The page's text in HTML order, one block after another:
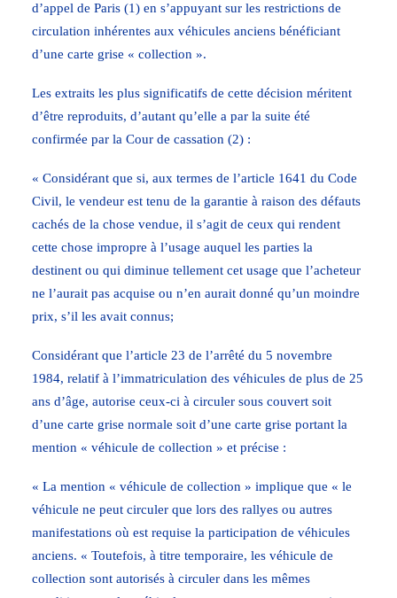
d’appel de Paris (1) en s’appuyant sur les restrictions de
circulation inhérentes aux véhicules anciens bénéficiant
d’une carte grise « collection ».
Les extraits les plus significatifs de cette décision méritent
d’être reproduits, d’autant qu’elle a par la suite été
confirmée par la Cour de cassation (2) :
« Considérant que si, aux termes de l’article 1641 du Code
Civil, le vendeur est tenu de la garantie à raison des défauts
cachés de la chose vendue, il s’agit de ceux qui rendent
cette chose impropre à l’usage auquel les parties la
destinent ou qui diminue tellement cet usage que l’acheteur
ne l’aurait pas acquise ou n’en aurait donné qu’un moindre
prix, s’il les avait connus;
Considérant que l’article 23 de l’arrêté du 5 novembre
1984, relatif à l’immatriculation des véhicules de plus de 25
ans d’âge, autorise ceux-ci à circuler sous couvert soit
d’une carte grise normale soit d’une carte grise portant la
mention « véhicule de collection » et précise :
« La mention « véhicule de collection » implique que « le
véhicule ne peut circuler que lors des rallyes ou autres
manifestations où est requise la participation de véhicules
anciens. « Toutefois, à titre temporaire, les véhicule de
collection sont autorisés à circuler dans les mêmes